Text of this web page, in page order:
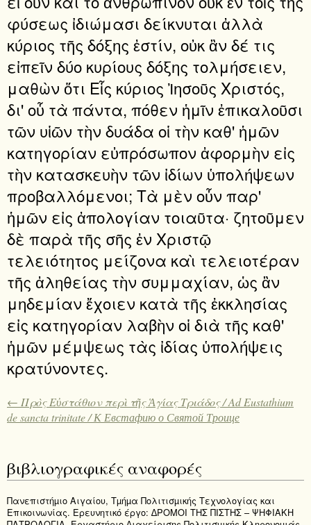
φύσεως ἰδιώμασι δείκνυται ἀλλὰ
κύριος τῆς δόξης ἐστίν, οὐκ ἂν δέ τις
εἰπεῖν δύο κυρίους δόξης τολμήσειεν,
μαθὼν ὅτι Εἷς κύριος Ἰησοῦς Χριστός,
δι' οὗ τὰ πάντα, πόθεν ἡμῖν ἐπικαλοῦσι
τῶν υἱῶν τὴν δυάδα οἱ τὴν καθ' ἡμῶν
κατηγορίαν εὐπρόσωπον ἀφορμὴν εἰς
τὴν κατασκευὴν τῶν ἰδίων ὑπολήψεων
προβαλλόμενοι; Τὰ μὲν οὖν παρ'
ἡμῶν εἰς ἀπολογίαν τοιαῦτα· ζητοῦμεν
δὲ παρὰ τῆς σῆς ἐν Χριστῷ
τελειότητος μείζονα καὶ τελειοτέραν
τῆς ἀληθείας τὴν συμμαχίαν, ὡς ἂν
μηδεμίαν ἔχοιεν κατὰ τῆς ἐκκλησίας
εἰς κατηγορίαν λαβὴν οἱ διὰ τῆς καθ'
ἡμῶν μέμψεως τὰς ἰδίας ὑπολήψεις
κρατύνοντες.
← Πρὸς Εὐστάθιον περὶ τῆς Ἁγίας Τριάδος / Ad Eustathium
de sancta trinitate / К Евстафию о Святой Троице
βιβλιογραφικές αναφορές
Πανεπιστήµιο Αιγαίου, Τµήµα Πολιτισµικής Τεχνολογίας και
Επικοινωνίας. Ερευνητικό έργο: ∆ΡΟΜΟΙ ΤΗΣ ΠΙΣΤΗΣ – ΨΗΦΙΑΚΗ